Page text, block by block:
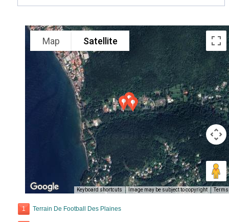
Map Satellite
Keyboard shortcuts Image may be subject to copyright Terms
1 Terrain De Football Des Plaines